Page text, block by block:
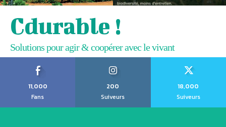
Cdurable !
Solutions pour agir & coopérer avec le vivant
11,000
Fans
200
Suiveurs
18,000
Suiveurs